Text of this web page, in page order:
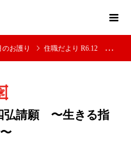
のお護り 住職だより R6.12 四弘請願 〜生きる指針〜
弘請願 〜生きる指